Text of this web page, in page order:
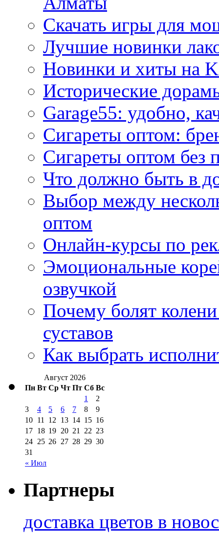
Скачать игры для
Лучшие новинки
Новинки и хиты на
Исторические
Garage55: удобно,
Сигареты оптом:
Сигареты оптом без
Что должно быть в
Выбор между
оптом
Онлайн-курсы по
Эмоциональные
озвучкой
Почему болят
суставов
Как выбрать
Август 2026
Пн Вт Ср Чт Пт Сб Вс
« Июл
1
2
3
4 5 6 7 8
9
10 11 12 13 14 15 16
17 18 19 20 21 22 23
24 25 26 27 28 29 30
31
Партнеры
доставка цветов в